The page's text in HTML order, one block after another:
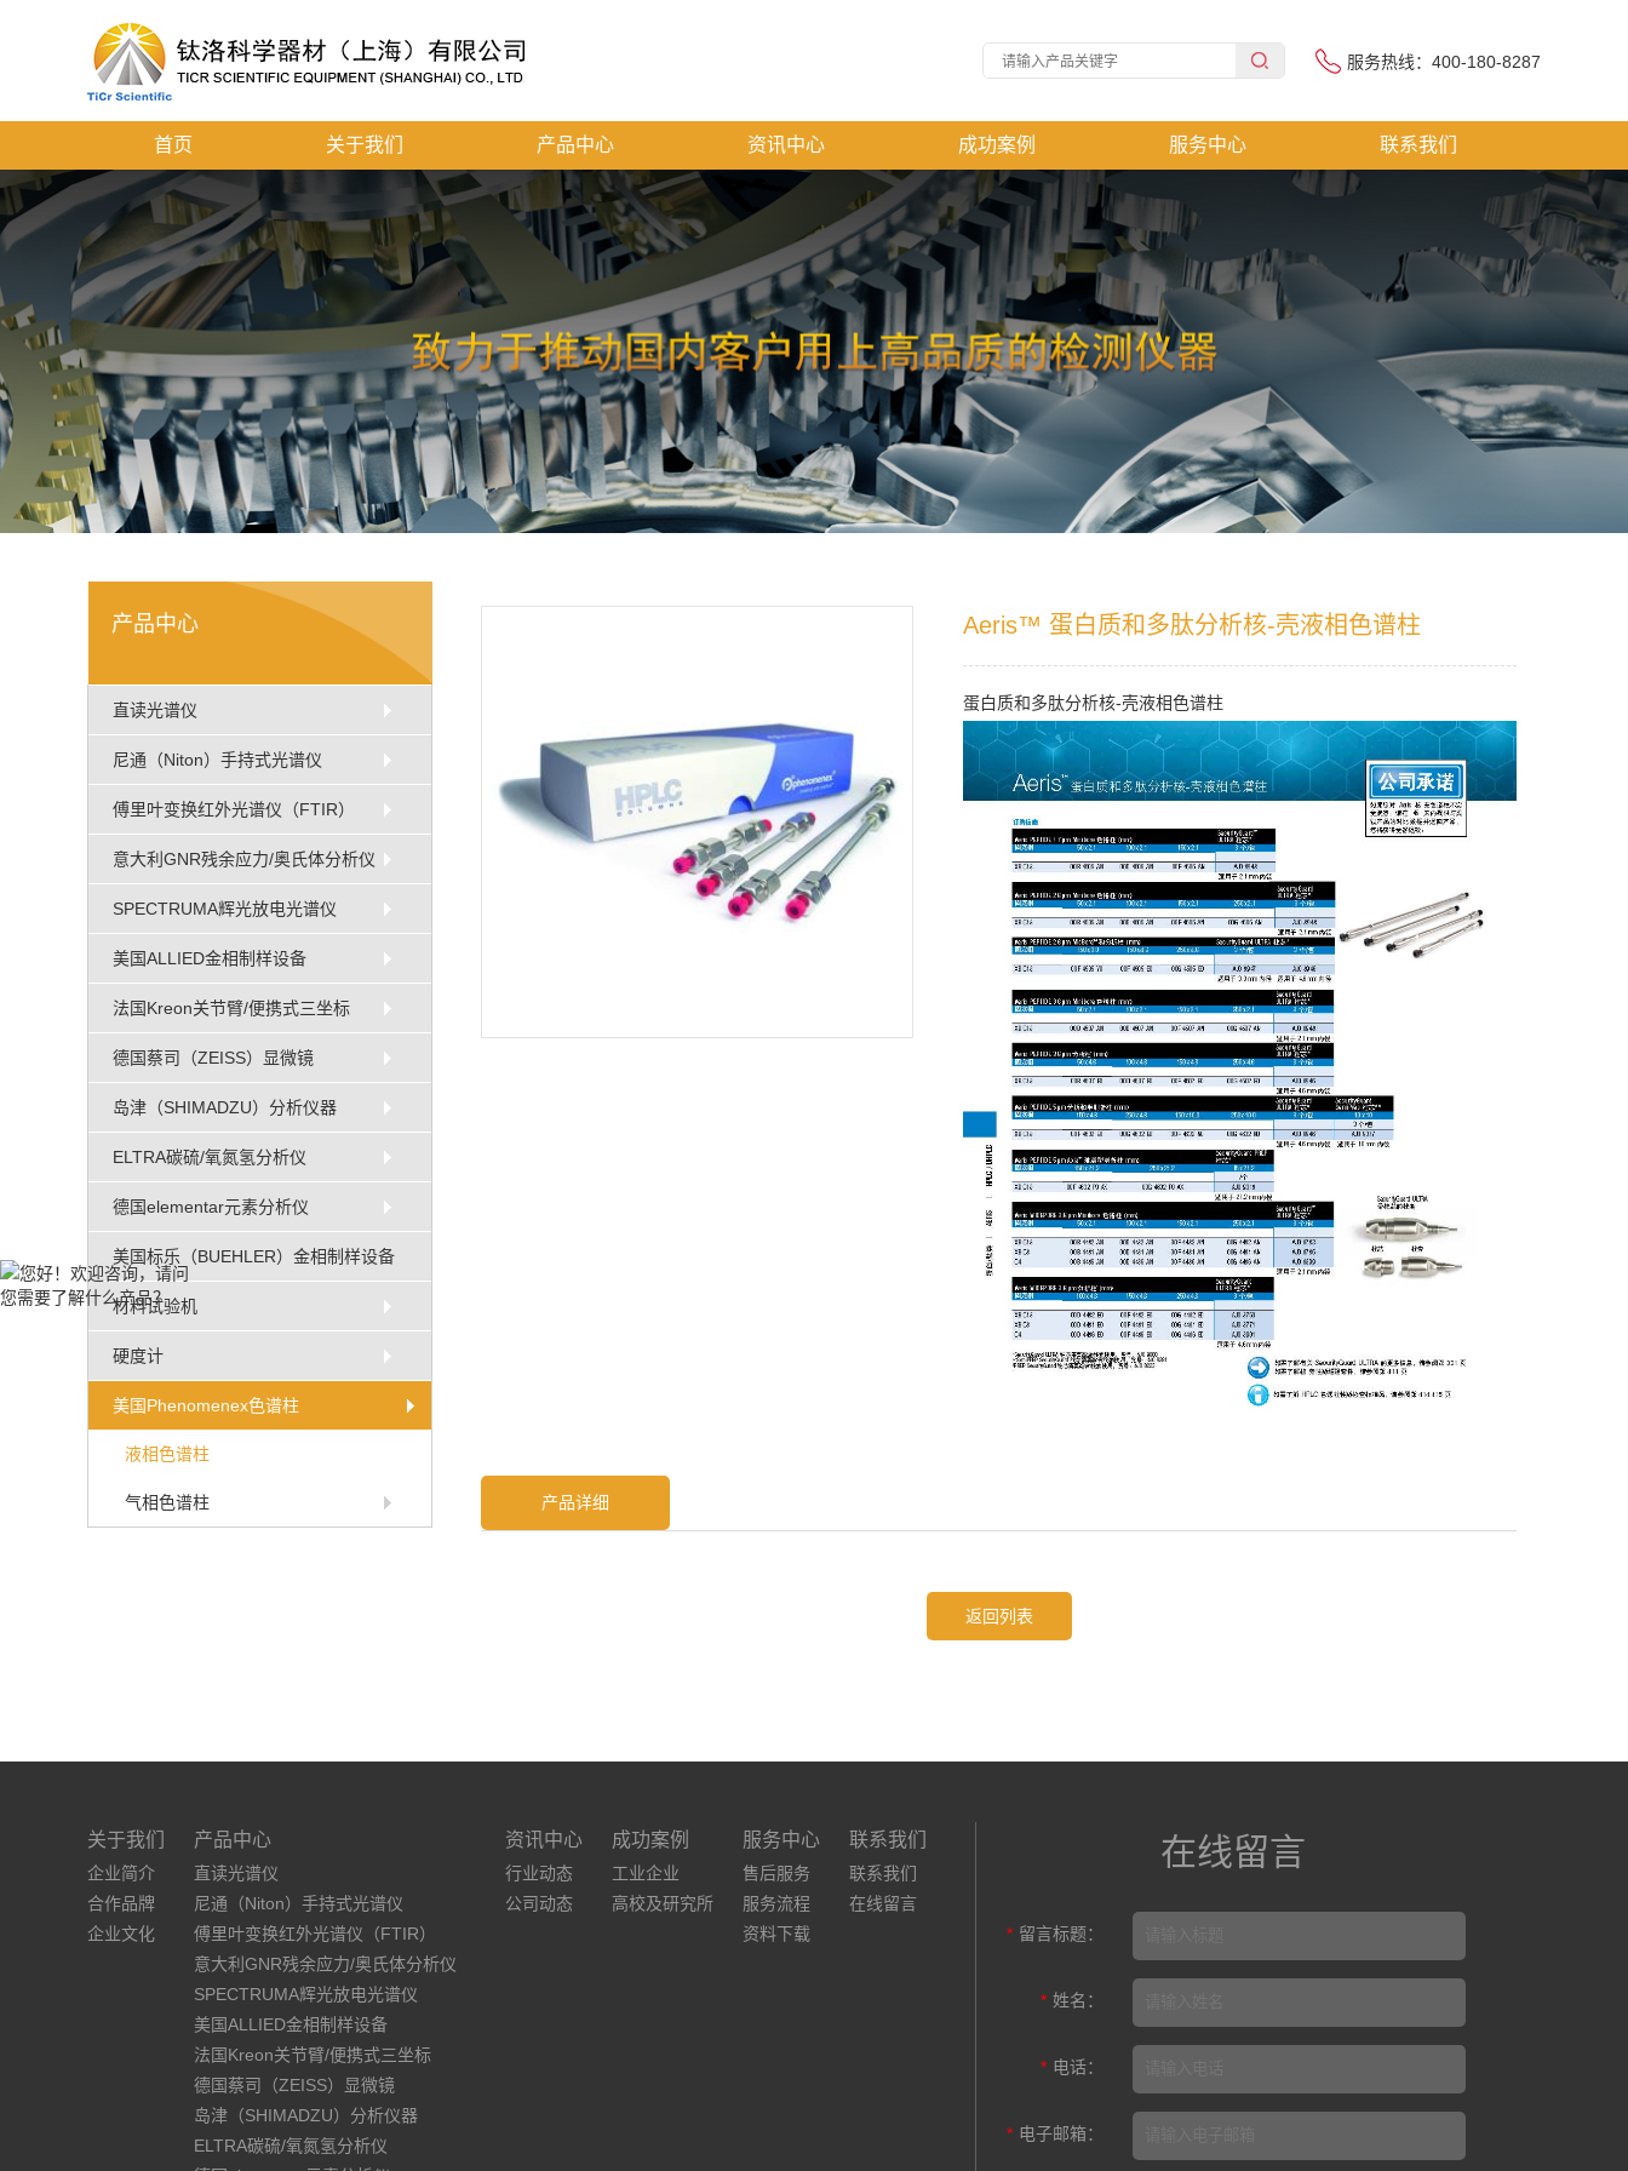
服务热线：400-180-8287
首页 关于我们 产品中心 资讯中心 成功案例 服务中心 联系我们
产品中心
直读光谱仪
尼通（Niton）手持式光谱仪
傅里叶变换红外光谱仪（FTIR）
意大利GNR残余应力/奥氏体分析仪
SPECTRUMA辉光放电光谱仪
美国ALLIED金相制样设备
法国Kreon关节臂/便携式三坐标
德国蔡司（ZEISS）显微镜
岛津（SHIMADZU）分析仪器
ELTRA碳硫/氧氮氢分析仪
德国elementar元素分析仪
美国标乐（BUEHLER）金相制样设备
材料试验机
硬度计
美国Phenomenex色谱柱
液相色谱柱
气相色谱柱
Aeris™ 蛋白质和多肽分析核-壳液相色谱柱
蛋白质和多肽分析核-壳液相色谱柱
产品详细
返回列表
关于我们
企业简介
合作品牌
企业文化
产品中心
直读光谱仪
尼通（Niton）手持式光谱仪
傅里叶变换红外光谱仪（FTIR）
意大利GNR残余应力/奥氏体分析仪
SPECTRUMA辉光放电光谱仪
美国ALLIED金相制样设备
法国Kreon关节臂/便携式三坐标
德国蔡司（ZEISS）显微镜
岛津（SHIMADZU）分析仪器
ELTRA碳硫/氧氮氢分析仪
资讯中心
行业动态
公司动态
成功案例
工业企业
高校及研究所
服务中心
售后服务
服务流程
资料下载
联系我们
联系我们
在线留言
在线留言
* 留言标题：
* 姓名：
* 电话：
* 电子邮箱：